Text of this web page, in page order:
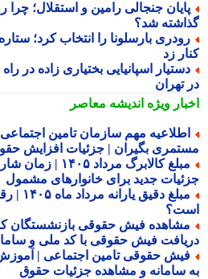
جنجالی رامین و استقلال؛ چرا
شد؟
بارسلونا را انتخاب کرد؛ ستاره
زد
اسپانیایی بختیاری زاده در راه
تهران
ویژهاندیشه معاصر
مهم سازمان تامین اجتماعی |
بگیران | جزئیات افزایش حقوق و
مبلغ کالابرگ مرداد
جدید برای خانوارهای مشمول
مبلغ دقیق
فیش حقوقی بازنشستگان
فیش حقوقی با کد ملی و سامانه
حقوقی تامین اجتماعی | آموزش
سامانه و مشاهده جزئیات حقوق